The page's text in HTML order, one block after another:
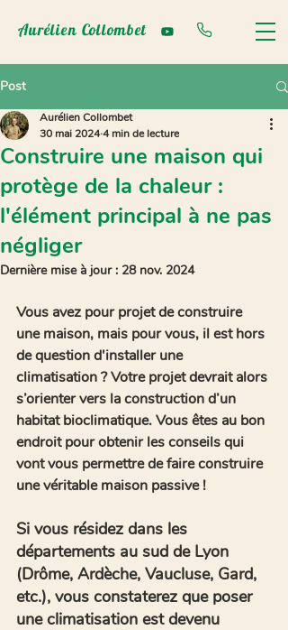
Aurélien Collombet
Post
Construire une maison qui
protège de la chaleur :
l'élément principal à ne pas
négliger
Aurélien Collombet
30 mai 20244 min de lecture
Dernière mise à jour : 28 nov. 2024
Vous avez pour projet de construire
une maison, mais pour vous, il est hors
de question d'installer une
climatisation ? Votre projet devrait alors
s’orienter vers la construction d’un
habitat bioclimatique. Vous êtes au bon
endroit pour obtenir lesconseils qui
vont vous permettre de faire construire
une véritable maison passive !
Si vous résidez dans les
départements au sud de Lyon
(Drôme, Ardèche, Vaucluse, Gard,
etc.), vous constaterez que poser
une climatisation est devenu